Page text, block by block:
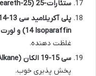
ستئارات-25 (Ceteareth-25):
14 Isoparaffin) و لورت 7 (Laureth 7):
غلظت دهنده.
سی 15-19 الکان (C15-19 Alkane):
پخش پذیری خوب.